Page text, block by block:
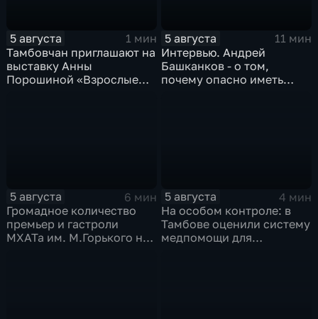
5 августа
1 мин
Тамбовчан приглашают на
выставку Анны
Порошиной «Взрослые
5 августа
11 мин
Интервью. Андрей
Башканков - о том,
почему опасно иметь
5 августа
6 мин
Громадное количество
премьер и гастроли
МХАТа им. М.Горького на
5 августа
4 мин
На особом контроле: в
Тамбове оценили систему
медпомощи для